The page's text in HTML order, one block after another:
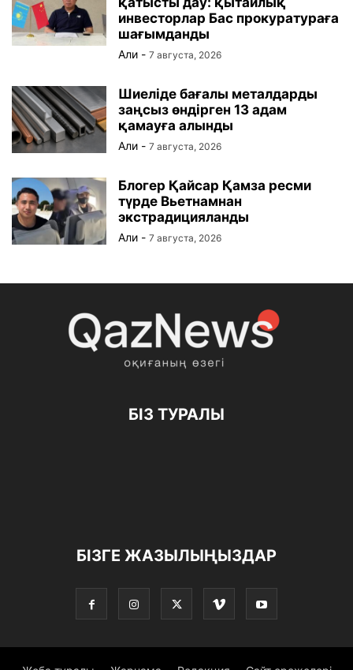
инвесторлар Бас прокуратураға
шағымданды
Али - 7 августа, 2026
Шиеліде бағалы металдарды
заңсыз өндірген 13 адам
қамауға алынды
Али - 7 августа, 2026
Блогер Қайсар Қамза ресми
түрде Вьетнамнан
экстрадицияланды
Али - 7 августа, 2026
БІЗ ТУРАЛЫ
БІЗГЕ ЖАЗЫЛЫҢЫЗДАР